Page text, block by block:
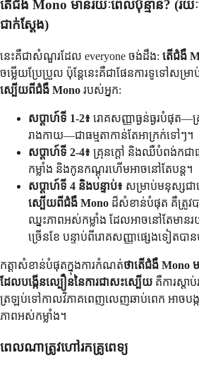
តើជំងឺ Mono មានរយៈពេលប៉ុន្មាន? (រយ
ជាក់ស្តែង)
នេះគឺជាសំណួរដែល everyone ចង់ដឹង: តើជំងឺ
ចម្លើយប្រែប្រួល ប៉ុន្តែនេះគឺជាផែនការទូទៅសម្រា
ស្បើយពីជំងឺ Mono របស់អ្នក:
សប្តាហ៍ទី 1-2៖ រោគសញ្ញាធ្ងន់ធ្ងរបំផុត
រាងកាយ—ជាធម្មតាកាន់តែអាក្រក់ទៅៗ។
សប្តាហ៍ទី 2-4៖ គ្រុនក្តៅ និងឈឺបំពង់កជា
កម្លាំង និងកូនកណ្តុរហើមអាចនៅតែបន្ត។
សប្តាហ៍ទី 4 និងបន្ទាប់៖ សម្រាប់មនុស្សជា
ស្បើយពីជំងឺ Mono ដ៏សំខាន់បំផុត គឺត្រូវ
ឈ្នះភាពអស់កម្លាំង ដែលអាចនៅតែមាន
ច្រើនខែ បន្ទាប់ពីរោគសញ្ញាផ្សេងទៀតប
កត្តាសំខាន់បំផុតក្នុងការកំណត់ថាតើជំងឺ Mono
ដែលបង្កើនល្បឿននៃការជាសះស្បើយ គឺការស្តា
ត្រឡប់ទៅកាលវិភាគពេញលេញឆាប់ពេក អាចបង្ក
ភាពអស់កម្លាំង។
ពេលណាត្រូវហៅរកគ្រូពេទ្យ